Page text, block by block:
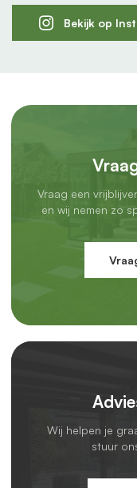
Bekijk op
Vraag een
en wij nemen zo
Wij helpen je
stuur